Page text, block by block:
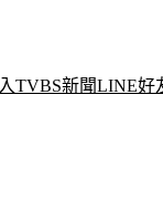
TVBS新聞LINE好